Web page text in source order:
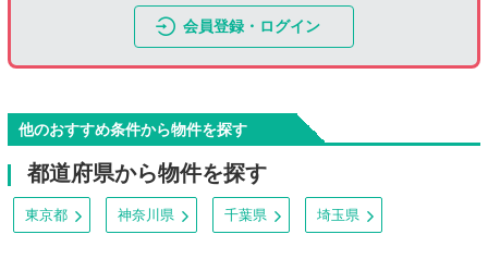
会員登録・ログイン
他のおすすめ条件から物件を探す
都道府県から物件を探す
東京都 神奈川県 千葉県 埼玉県